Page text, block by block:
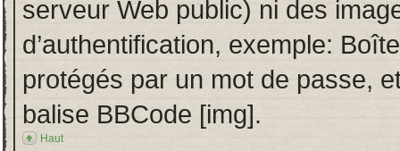
serveur Web public) ni des
d’authentification, exemple:
protégés par un mot de passe,
balise BBCode [img].
Haut